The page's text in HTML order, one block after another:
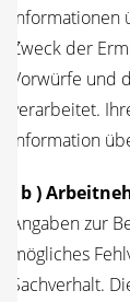
Zweck der
Vor­wür­fe und
ver­ar­bei­tet.
Infor­ma­ti­on
( b )
Anga­ben zur
mög­li­ches
Sach­ver­halt.